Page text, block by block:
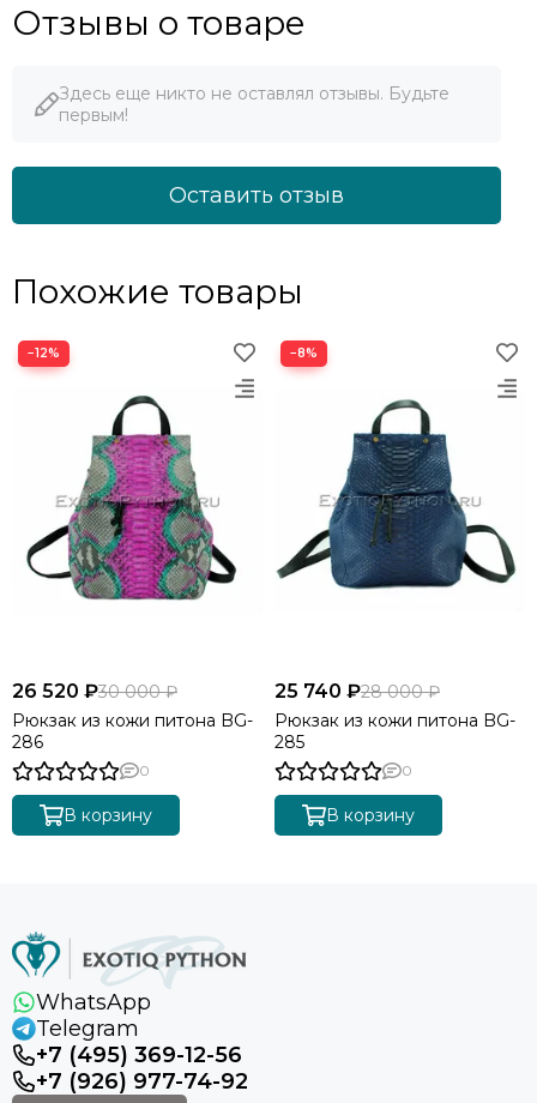
Отзывы о товаре
Здесь еще никто не оставлял отзывы. Будьте
первым!
Оставить отзыв
Похожие товары
−12%
26 520 ₽30 000 ₽
Рюкзак из кожи питона BG-
286
0
В корзину
−8%
25 740 ₽28 000 ₽
Рюкзак из кожи питона BG-
285
0
В корзину
WhatsApp
Telegram
+7 (495) 369-12-56
+7 (926) 977-74-92